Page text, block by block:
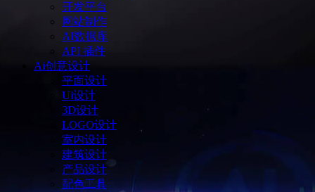
开发平台
网站制作
AI数据库
API 插件
Ai创意设计
平面设计
Ui设计
3D设计
LOGO设计
室内设计
建筑设计
产品设计
配色工具